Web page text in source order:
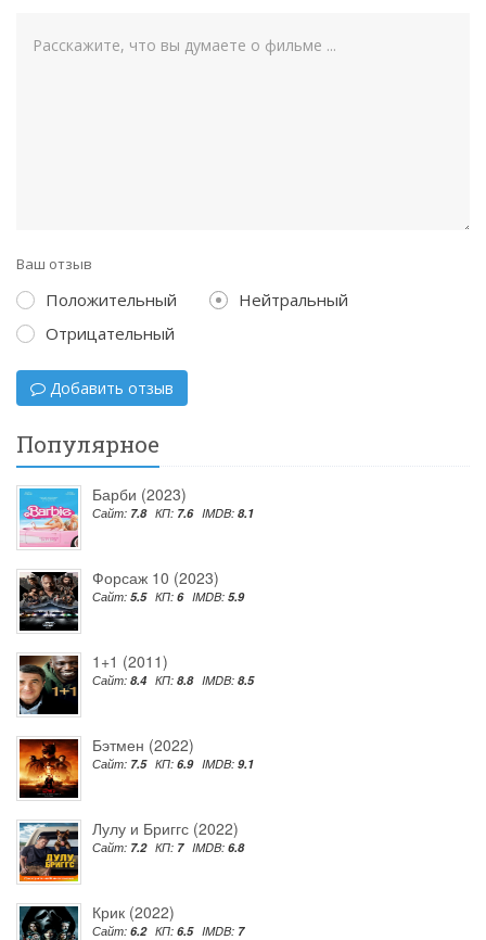
Ваш отзыв
Положительный
Нейтральный
Отрицательный
Добавить отзыв
Популярное
Барби (2023)
Сайт: 7.8 КП: 7.6 IMDB: 8.1
Форсаж 10 (2023)
Сайт: 5.5 КП: 6 IMDB: 5.9
1+1 (2011)
Сайт: 8.4 КП: 8.8 IMDB: 8.5
Бэтмен (2022)
Сайт: 7.5 КП: 6.9 IMDB: 9.1
Лулу и Бриггс (2022)
Сайт: 7.2 КП: 7 IMDB: 6.8
Крик (2022)
Сайт: 6.2 КП: 6.5 IMDB: 7